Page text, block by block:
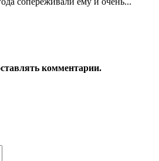
комментарии.